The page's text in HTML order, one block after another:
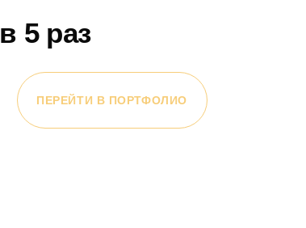
в 5 раз
ПЕРЕЙТИ В ПОРТФОЛИО